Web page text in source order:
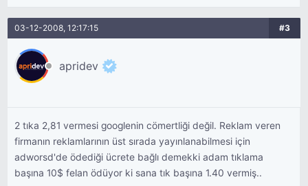
03-12-2008, 12:17:15 #3
apridev
2 tıka 2,81 vermesi googlenin cömertliği değil. Reklam veren
firmanın reklamlarının üst sırada yayınlanabilmesi için
adworsd'de ödediği ücrete bağlı demekki adam tıklama
başına 10$ felan ödüyor ki sana tık başına 1.40 vermiş..